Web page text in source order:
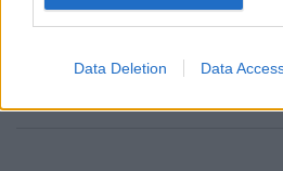
Data Deletion Data
A Manson család